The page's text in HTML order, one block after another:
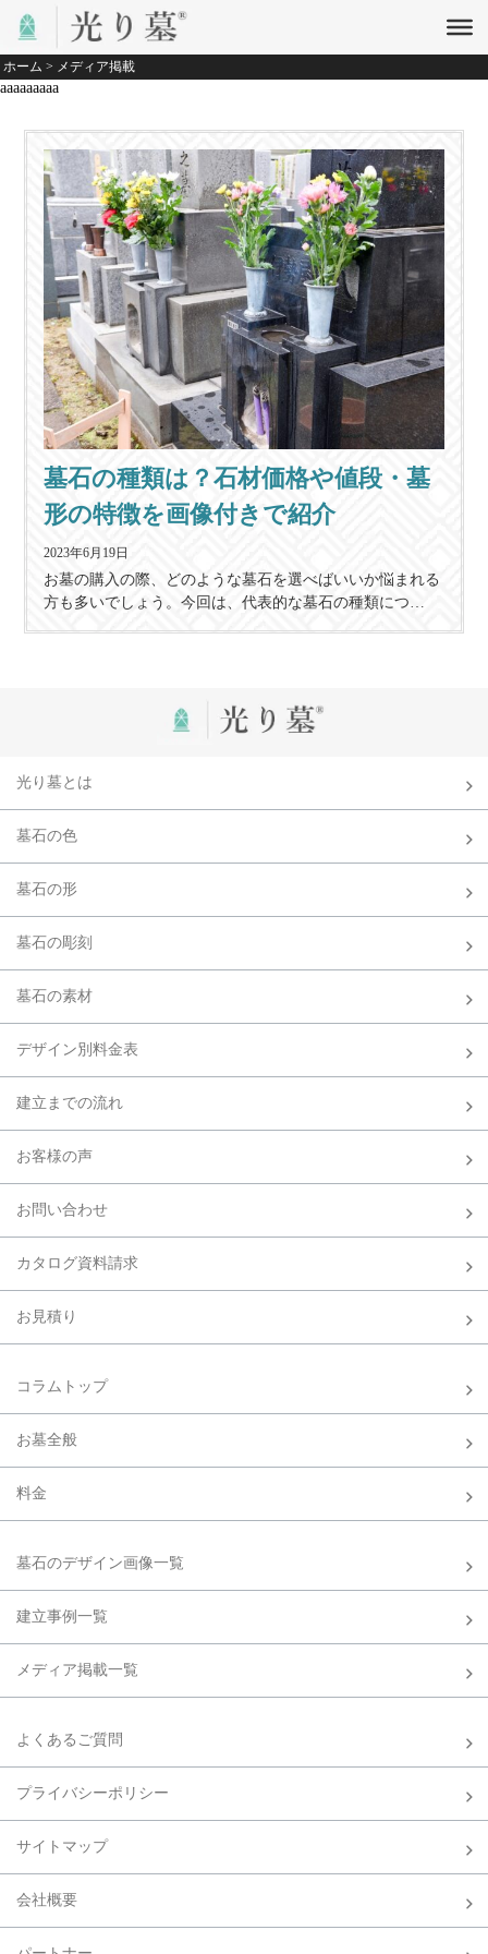
ホーム > メディア掲載
aaaaaaaaa
墓石の種類は？石材価格や値段・墓
形の特徴を画像付きで紹介
2023年6月19日
お墓の購入の際、どのような墓石を選べばいいか悩まれる
方も多いでしょう。今回は、代表的な墓石の種類につ…
光り墓とは
墓石の色
墓石の形
墓石の彫刻
墓石の素材
デザイン別料金表
建立までの流れ
お客様の声
お問い合わせ
カタログ資料請求
お見積り
コラムトップ
お墓全般
料金
墓石のデザイン画像一覧
建立事例一覧
メディア掲載一覧
よくあるご質問
プライバシーポリシー
サイトマップ
会社概要